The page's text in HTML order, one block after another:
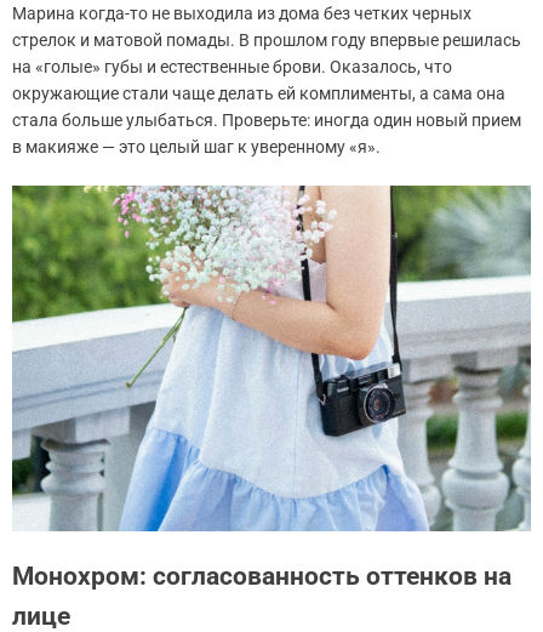
Марина когда-то не выходила из дома без четких черных
стрелок и матовой помады. В прошлом году впервые решилась
на «голые» губы и естественные брови. Оказалось, что
окружающие стали чаще делать ей комплименты, а сама она
стала больше улыбаться. Проверьте: иногда один новый прием
в макияже — это целый шаг к уверенному «я».
Монохром: согласованность оттенков на
лице